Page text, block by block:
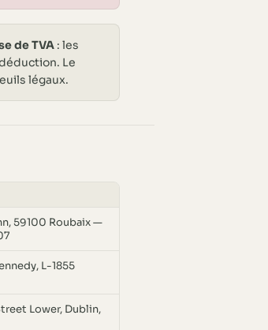
de TVA : les
Le
légaux.
59100 Roubaix —
L-1855
Lower, Dublin,